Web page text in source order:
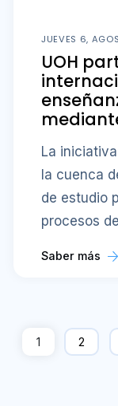
JUEVES 6,
UOH
La
la cuenca
de estudio
procesos
Saber más
1 2